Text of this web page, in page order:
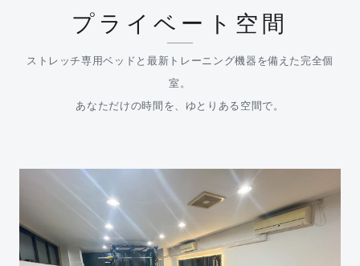
プライベート空間
ストレッチ専用ベッドと最新トレーニング機器を備えた完全個
室。
あなただけの時間を、ゆとりある空間で。